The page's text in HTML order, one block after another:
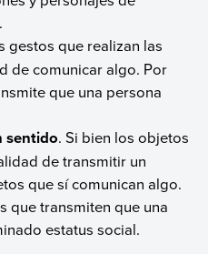
gestos que realizan las
de comunicar algo. Por
que una persona
sentido. Si bien los objetos
de transmitir un
que sí comunican algo.
que transmiten que una
estatus social.